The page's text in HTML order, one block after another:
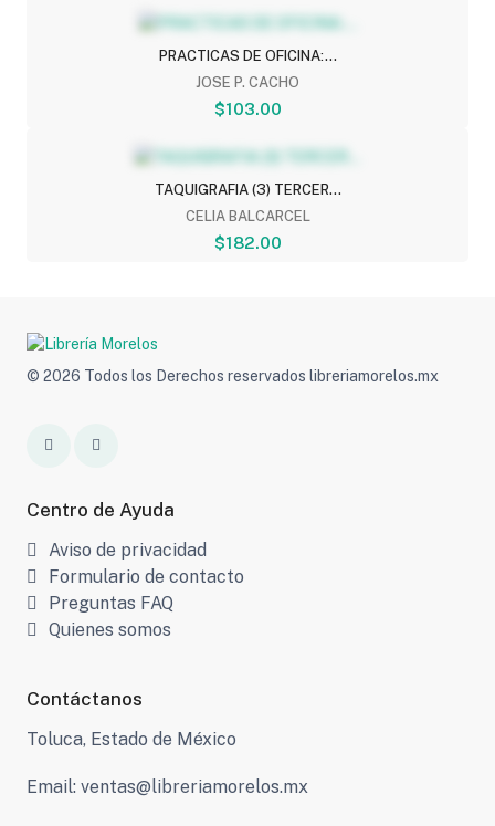
PRACTICAS DE OFICINA:...
JOSE P. CACHO
$103.00
TAQUIGRAFIA (3) TERCER...
CELIA BALCARCEL
$182.00
© 2026 Todos los Derechos reservados libreriamorelos.mx
Centro de Ayuda
Aviso de privacidad
Formulario de contacto
Preguntas FAQ
Quienes somos
Contáctanos
Toluca, Estado de México
Email: ventas@libreriamorelos.mx